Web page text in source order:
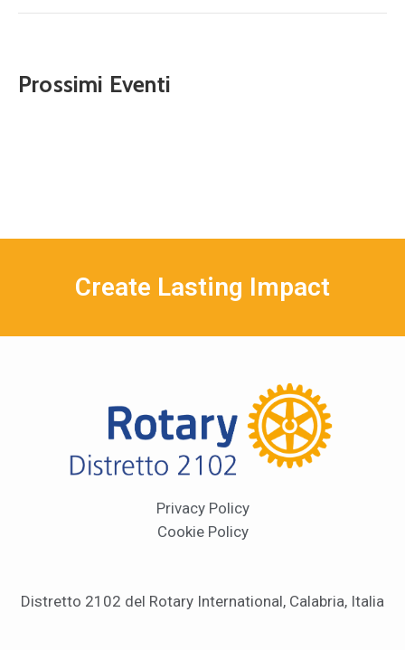
Prossimi Eventi
Create Lasting Impact
Privacy Policy
Cookie Policy
Distretto 2102 del Rotary International, Calabria, Italia